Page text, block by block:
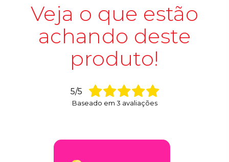
Veja o que estão
achando deste
produto!
5/5
Baseado em 3 avaliações